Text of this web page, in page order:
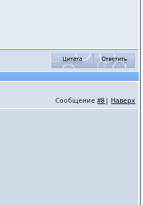
Сообщение#8 | Наверх